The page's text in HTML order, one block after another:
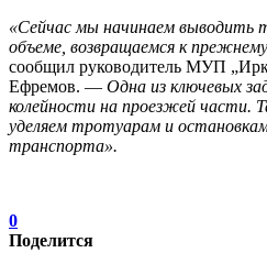
«Сейчас мы начинаем выводить
объеме, возвращаемся к
сообщил руководитель МУП
Ефремов. — Одна из ключевых
колейности на проезжей части.
уделяем тротуарам и
транспорта».
0
Поделится